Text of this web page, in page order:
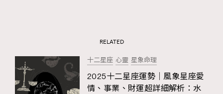
RELATED
十二星座 心靈 星象命理
2025十二星座運勢｜風象星座愛
情、事業、財運超詳細解析：水